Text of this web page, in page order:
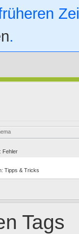
.
Fehler
Tipps & Tricks
Tags